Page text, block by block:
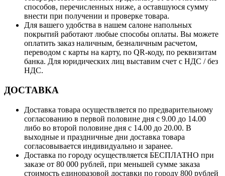
способов, перечисленных ниже, а оставшуюся сумму
внести при получении и проверке товара.
Для вашего удобства в нашем салоне напольных
покрытий работают любые способы оплаты. Вы можете
оплатить заказ наличным, безналичным расчетом,
переводом с карты на карту, по QR-коду, по реквизитам
банка. Для юридических лиц выставим счет с НДС / без
НДС.
ДОСТАВКА
Доставка товара осуществляется по предварительному
согласованию в первой половине дня с 9.00 до 14.00
либо во второй половине дня с 14.00 до 20.00. В
выходные и праздничные дни доставка товара
согласовывается индивидуально и заранее.
Доставка по городу осуществляется БЕСПЛАТНО при
заказе от 80 000 рублей, при меньшей сумме заказа
стоимость единоразовой доставки по городу 800 рублей